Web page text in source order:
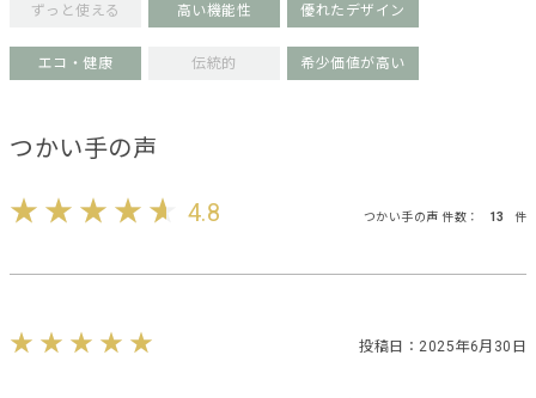
ずっと使える 高い機能性 優れたデザイン
エコ・健康 伝統的 希少価値が高い
つかい手の声
4.8 つかい手の声 件数： 13 件
投稿日：2025年6月30日